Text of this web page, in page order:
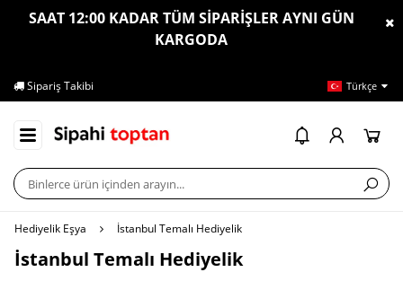
SAAT 12:00 KADAR TÜM SİPARİŞLER AYNI GÜN
KARGODA
Sipariş Takibi Türkçe
Hediyelik Eşya İstanbul Temalı Hediyelik
İstanbul Temalı Hediyelik